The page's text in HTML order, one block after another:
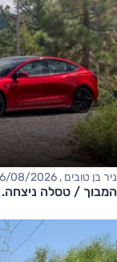
ניר בן טובים , 06/08/2026
המבוך / טסלה ניצחה.